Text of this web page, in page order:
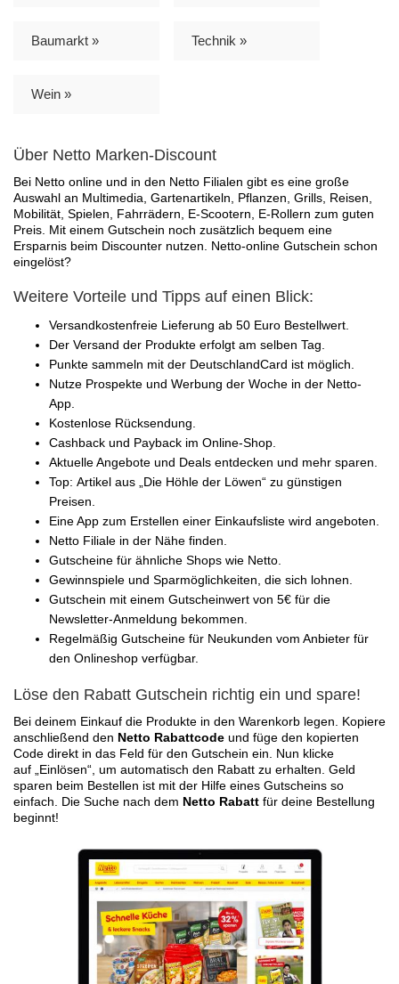
Baumarkt » Technik »
Wein »
Über Netto Marken-Discount
Bei Netto online und in den Netto Filialen gibt es eine große
Auswahl an Multimedia, Gartenartikeln, Pflanzen, Grills, Reisen,
Mobilität, Spielen, Fahrrädern, E-Scootern, E-Rollern zum guten
Preis. Mit einem Gutschein noch zusätzlich bequem eine
Ersparnis beim Discounter nutzen. Netto-online Gutschein schon
eingelöst?
Weitere Vorteile und Tipps auf einen Blick:
Versandkostenfreie Lieferung ­ab 50 Euro Bestellwert.
Der Versand der Produkte erfolgt am selben Tag.
Punkte sammeln mit der DeutschlandCard ist möglich.
Nutze Prospekte und Werbung der Woche in der Netto-
App.
Kostenlose Rücksendung.
Cashback und Payback im Online-Shop.
Aktuelle Angebote und Deals entdecken und mehr sparen.
Top: Artikel aus „Die Höhle der Löwen“ zu günstigen
Preisen.
Eine App zum Erstellen einer Einkaufsliste wird angeboten.
Netto Filiale in der Nähe finden.
Gutscheine für ähnliche Shops wie Netto.
Gewinnspiele und Sparmöglichkeiten, die sich lohnen.
Gutschein mit einem Gutscheinwert von 5€ für die
Newsletter-Anmeldung bekommen.
Regelmäßig Gutscheine für Neukunden vom Anbieter für
den Onlineshop verfügbar.
Löse den Rabatt Gutschein richtig ein und spare!
Bei deinem Einkauf die Produkte in den Warenkorb legen. Kopiere
anschließend den Netto Rabattcode und füge den kopierten
Code direkt in das Feld für den Gutschein ein. Nun klicke
auf „Einlösen“, um automatisch den Rabatt zu erhalten. Geld
sparen beim Bestellen ist mit der Hilfe eines Gutscheins so
einfach. Die Suche nach dem Netto Rabatt für deine Bestellung
beginnt!